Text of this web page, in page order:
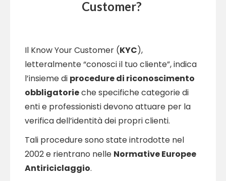
Customer?
Il Know Your Customer (KYC),
letteralmente “conosci il tuo cliente”, indica
l’insieme di procedure di riconoscimento
obbligatorieche specifiche categorie di
enti e professionisti devono attuare per la
verifica dell’identità dei propri clienti.
Tali procedure sono state introdotte nel
2002 e rientrano nelle Normative Europee
Antiriciclaggio.